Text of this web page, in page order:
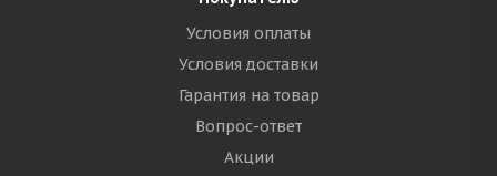
Условия оплаты
Условия доставки
Гарантия на товар
Вопрос-ответ
Акции